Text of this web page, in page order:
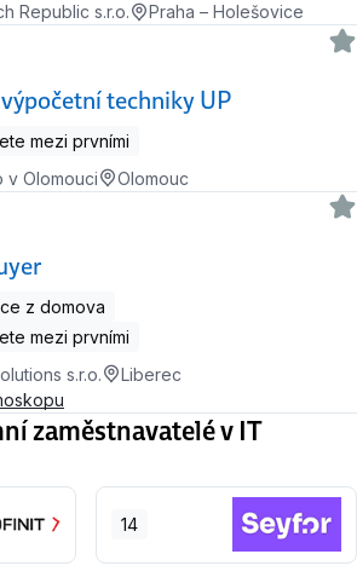
Republic s.r.o.
Praha – Holešovice
techniky UP
mezi prvními
v Olomouci
Olomouc
z domova
mezi prvními
s.r.o.
Liberec
zaměstnavatelé v IT
14